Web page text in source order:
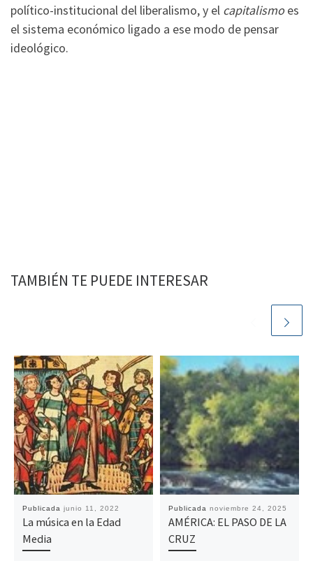
político-institucional del liberalismo, y el capitalismoes
el sistema económico ligado a ese modo de pensar
ideológico.
TAMBIÉN TE PUEDE INTERESAR
Publicada junio 11, 2022
La música en la Edad
Media
Publicada noviembre 24, 2025
AMÉRICA: EL PASO DE LA
CRUZ